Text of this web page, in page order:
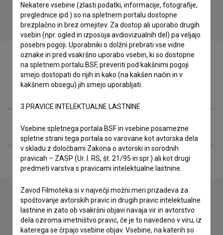
Festivalske izdaje
Razširjeni podatki
Stik z uredništvom
Spoštovani, s pomočjo spodnjega obrazca lahko stopite v
Nekatere vsebine (zlasti podatki, informacije, fotografije,
preglednice ipd.) so na spletnem portalu dostopne
brezplačno in brez omejitev. Za dostop ali uporabo drugih
vsebin (npr. ogled in izposoja avdiovizualnih del) pa veljajo
posebni pogoji. Uporabniki o dolžni prebrati vse vidne
oznake in pred vsakršno uporabo vsebin, ki so dostopne
na spletnem portalu BSF, preveriti pod kakšnimi pogoji
smejo dostopati do njih in kako (na kakšen način in v
kakšnem obsegu) jih smejo uporabljati.
3.PRAVICE INTELEKTUALNE LASTNINE
Vsebine spletnega portala BSF in vsebine posamezne
spletne strani tega portala so varovane kot avtorska dela
v skladu z določbami Zakona o avtorski in sorodnih
pravicah – ZASP (Ur. l. RS, št. 21/95 in spr.) ali kot drugi
predmeti varstva s pravicami intelektualne lastnine.
Zavod Filmoteka si v največji možni meri prizadeva za
spoštovanje avtorskih pravic in drugih pravic intelektualne
lastnine in zato ob vsakršni objavi navaja vir in avtorstvo
dela oziroma imetništvo pravic, če je to navedeno v viru, iz
katerega se črpajo vsebine objav. Vsebine, na katerih so